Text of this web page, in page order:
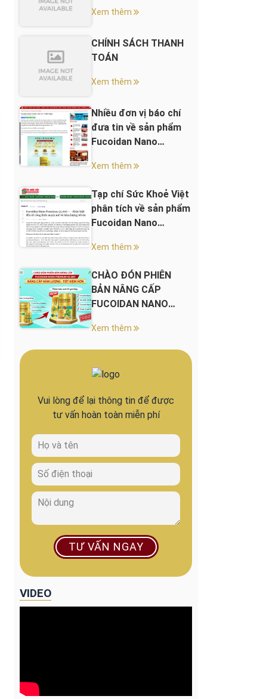
Xem thêm
CHÍNH SÁCH THANH
TOÁN
Xem thêm
Nhiều đơn vị báo chí
đưa tin về sản phẩm
Fucoidan Nano
Xem thêm
Tạp chí Sức Khoẻ Việt
phân tích về sản phẩm
Fucoidan Nano
Xem thêm
CHÀO ĐÓN PHIÊN
BẢN NÂNG CẤP
FUCOIDAN NANO
Xem thêm
Vui lòng để lại thông tin để được
tư vấn hoàn toàn miễn phí
TƯ VẤN NGAY
VIDEO